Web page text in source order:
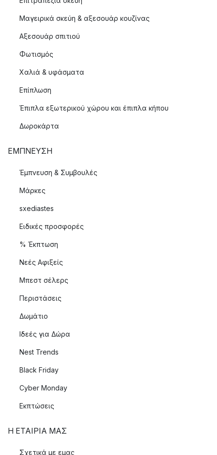
Μαγειρικά σκεύη & αξεσουάρ κουζίνας
Αξεσουάρ σπιτιού
Φωτισμός
Χαλιά & υφάσματα
Επίπλωση
Έπιπλα εξωτερικού χώρου και έπιπλα κήπου
Δωροκάρτα
ΈΜΠΝΕΥΣΗ
Έμπνευση & Συμβουλές
Μάρκες
sxediastes
Ειδικές προσφορές
% Έκπτωση
Νεές Αφιξείς
Μπεστ σέλερς
Περιστάσεις
Δωμάτιο
Ιδεές για Δώρα
Nest Trends
Black Friday
Cyber Monday
Εκπτώσεις
Η ΕΤΑΊΡΙΑ ΜΑΣ
Σχετικά με εμας